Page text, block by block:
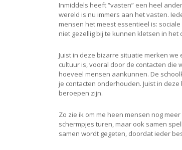
Inmiddels heeft “vasten” een heel
wereld is nu immers aan het vasten.
mensen het meest essentieel is:
niet gezellig bij te kunnen kletsen in
Juist in deze bizarre situatie merken
cultuur is, vooral door de contacten die
hoeveel mensen aankunnen. De
je contacten onderhouden. Juist in
beroepen zijn.
Zo zie ik om me heen mensen nog
schermpjes turen, maar ook samen
samen wordt gegeten, doordat ieder